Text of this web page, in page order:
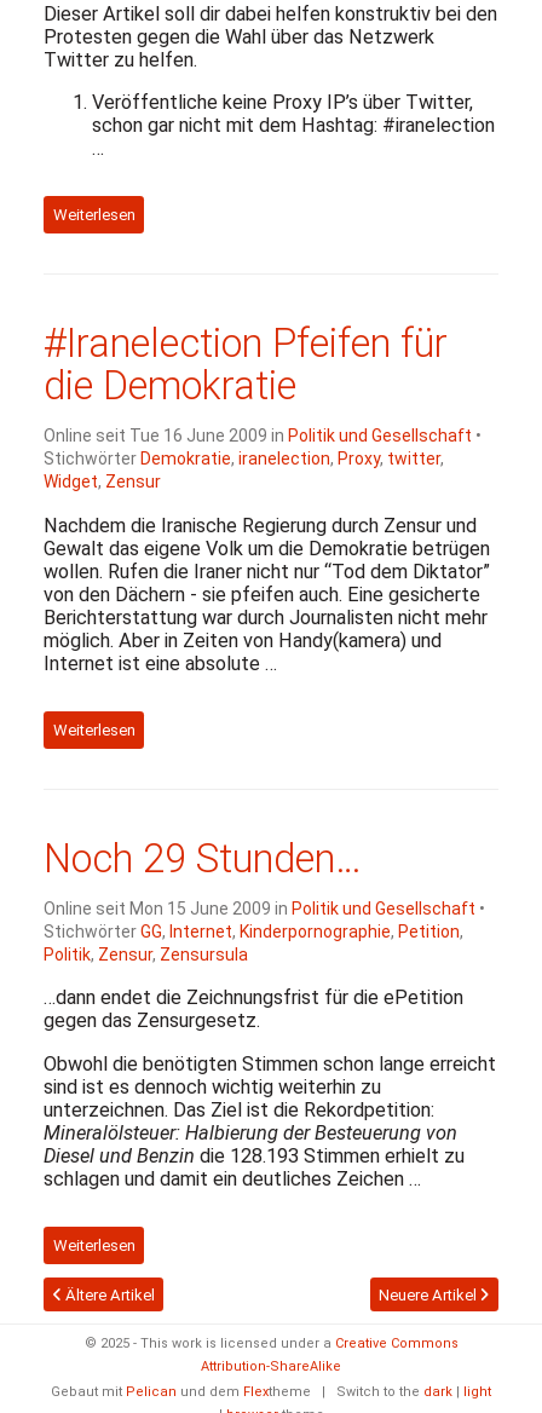
Dieser Artikel soll dir dabei helfen konstruktiv bei den
Protesten gegen die Wahl über das Netzwerk
Twitter zu helfen.
Veröffentliche keine Proxy IP’s über Twitter,
schon gar nicht mit dem Hashtag: #iranelection
…
Weiterlesen
#Iranelection Pfeifen für
die Demokratie
Online seit Tue 16 June 2009 in Politik und Gesellschaft •
Stichwörter Demokratie, iranelection, Proxy, twitter,
Widget, Zensur
Nachdem die Iranische Regierung durch Zensur und
Gewalt das eigene Volk um die Demokratie betrügen
wollen. Rufen die Iraner nicht nur “Tod dem Diktator”
von den Dächern - sie pfeifen auch. Eine gesicherte
Berichterstattung war durch Journalisten nicht mehr
möglich. Aber in Zeiten von Handy(kamera) und
Internet ist eine absolute …
Weiterlesen
Noch 29 Stunden…
Online seit Mon 15 June 2009 in Politik und Gesellschaft •
StichwörterGG, Internet, Kinderpornographie, Petition,
Politik, Zensur, Zensursula
…dann endet die Zeichnungsfrist für die ePetition
gegen das Zensurgesetz.
Obwohl die benötigten Stimmen schon lange erreicht
sind ist es dennoch wichtig weiterhin zu
unterzeichnen. Das Ziel ist die Rekordpetition:
Mineralölsteuer: Halbierung der Besteuerung von
Diesel und Benzin die 128.193 Stimmen erhielt zu
schlagen und damit ein deutliches Zeichen …
Weiterlesen
Ältere Artikel Neuere Artikel
© 2025 - This work is licensed under a Creative Commons
Attribution-ShareAlike
Gebaut mit Pelican und dem Flextheme | Switch to the dark | light